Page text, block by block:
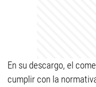
En su descargo, el
cumplir con la